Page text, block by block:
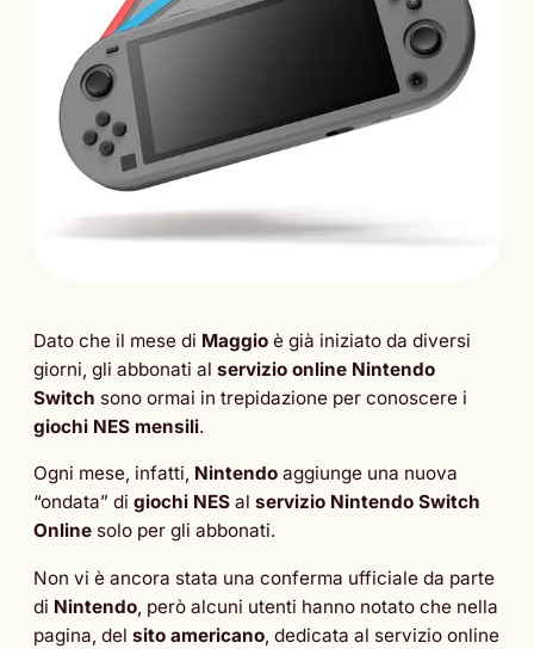
Dato che il mese di Maggio è già iniziato da diversi
giorni, gli abbonati al servizio online Nintendo
Switch sono ormai in trepidazione per conoscere i
giochi NES mensili.
Ogni mese, infatti, Nintendo aggiunge una nuova
“ondata” di giochi NES al servizio Nintendo Switch
Online solo per gli abbonati.
Non vi è ancora stata una conferma ufficiale da parte
di Nintendo, però alcuni utenti hanno notato che nella
pagina, del sito americano, dedicata al servizio online